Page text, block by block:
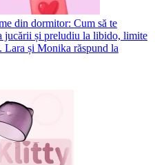
din dormitor: Cum să te
jucării și preludiu la libido, limite
Lara și Monika răspund la